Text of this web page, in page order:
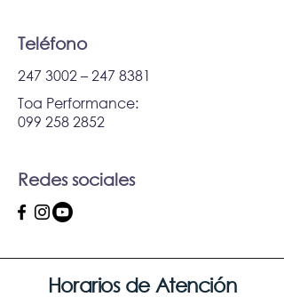
Teléfono
247 3002 –247 8381
Toa Performance:
099 258 2852
Redes sociales
Horarios de Atención